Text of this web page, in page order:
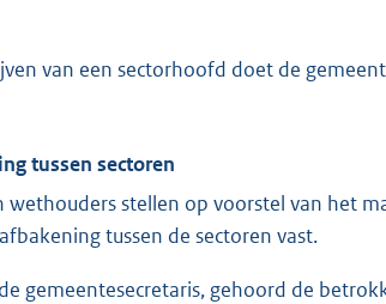
van een sectorhoofd doet de
tussen sectoren
wethouders stellen op voorstel van het
tussen de sectoren vast.
gemeentesecretaris, gehoord de